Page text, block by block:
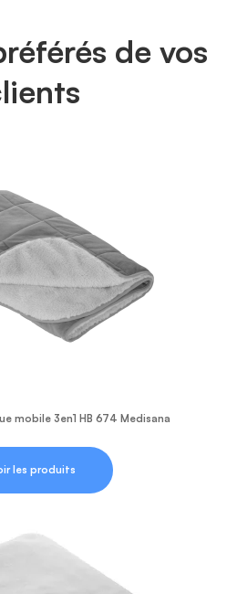
de vos
mobile 3en1 HB 674 Medisana
les produits